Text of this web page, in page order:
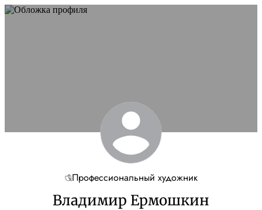
Профессиональный художник
Владимир Ермошкин